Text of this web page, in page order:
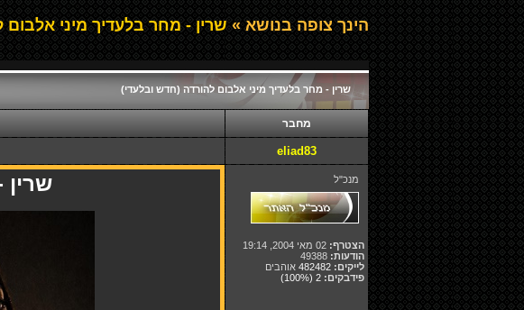
הינך צופה בנושא » שרין - מחר בלעדיך מיני
שרין - מחר בלעדיך מיני אלבום להורדה (חדש ובלעדי)
מחבר
eliad83
מנכ"ל
הצטרף:
הודעות:
לייקים: 482482 אוהבים
פידבקים: 2
(100%)
שרין